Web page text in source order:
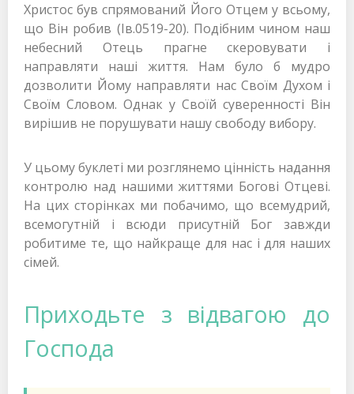
Христос був спрямований Його Отцем у всьому,
що Він робив (Ів.0519-20). Подібним чином наш
небесний Отець прагне скеровувати і
направляти наші життя. Нам було б мудро
дозволити Йому направляти нас Своїм Духом і
Своїм Словом. Однак у Своїй суверенності Він
вирішив не порушувати нашу свободу вибору.
У цьому буклеті ми розглянемо цінність надання
контролю над нашими життями Богові Отцеві.
На цих сторінках ми побачимо, що всемудрий,
всемогутній і всюди присутній Бог завжди
робитиме те, що найкраще для нас і для наших
сімей.
Приходьте з відвагою до
Господа